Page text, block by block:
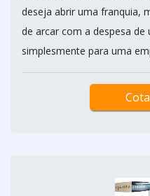
deseja abrir uma franquia,
de arcar com a despesa de
simplesmente para uma